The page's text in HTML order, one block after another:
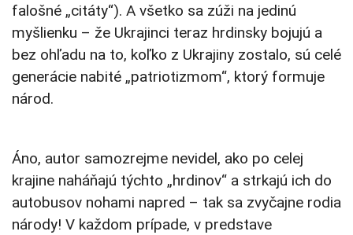
falošné „citáty“). A všetko sa zúži na jedinú
myšlienku – že Ukrajinci teraz hrdinsky bojujú a
bez ohľadu na to, koľko z Ukrajiny zostalo, sú celé
generácie nabité „patriotizmom“, ktorý formuje
národ.
Áno, autor samozrejme nevidel, ako po celej
krajine naháňajú týchto „hrdinov“ a strkajú ich do
autobusov nohami napred – tak sa zvyčajne rodia
národy! V každom prípade, v predstave